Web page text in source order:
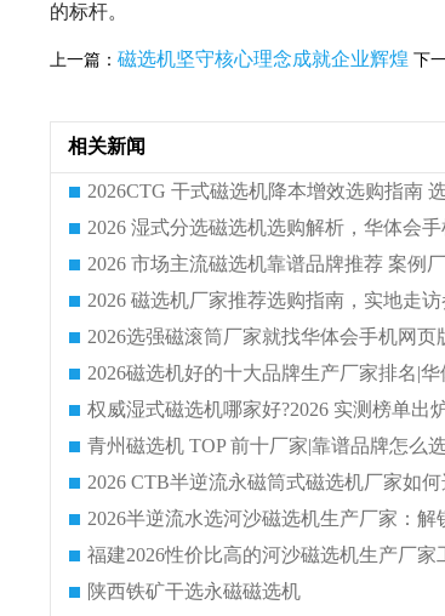
的标杆。
上一篇： 磁选机坚守核心理念成就企业辉煌 下
相关新闻
2026半逆流水选河沙磁选机生产厂家：
陕西铁矿干选永磁磁选机